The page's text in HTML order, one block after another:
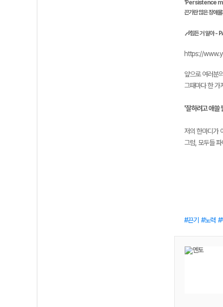
'Persistence
끈기란 많은 장애
🎶힘든 거 알아 -
https://
앞으로 여러분
그때마다 한 가
'잘하려고 애쓸
저의 한마디가
그럼, 모두들
끈기 노력